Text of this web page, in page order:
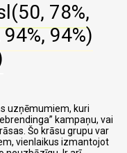
78%,
94%)
uzņēmumiem, kuri
kampaņu, vai
Šo krāsu grupu var
vienlaikus izmantojot